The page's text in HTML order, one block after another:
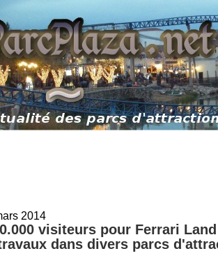
2014
visiteurs pour Ferrari
dans divers parcs